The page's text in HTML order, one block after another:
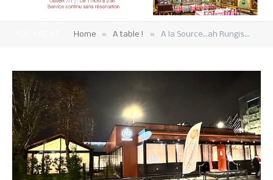
Home » A table ! » A la Source…ah Rungis…